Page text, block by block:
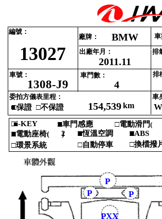
編號‎ ：‎
車號‎ ：‎
廠牌‎ ：‎
車門數‎ ：‎
車
排
出廠年月‎ ：‎ 排
委拍方儀表里程‎ ：‎ 車
□‎保證 ‎ □‎不保證‎
□‎恆溫空調‎
13027
BMW
4
1308-J9
2011.11
154,539km
■
■
■
P
P
P
PXX
■
□ABS‎
□‎電動座椅‎(‎ ‎)‎
2
□‎電動滑門‎(‎
□i‎-‎KEY‎
■‎ □‎車門感應‎
□‎換檔撥
■
□‎環景系統‎ □‎自動停車‎